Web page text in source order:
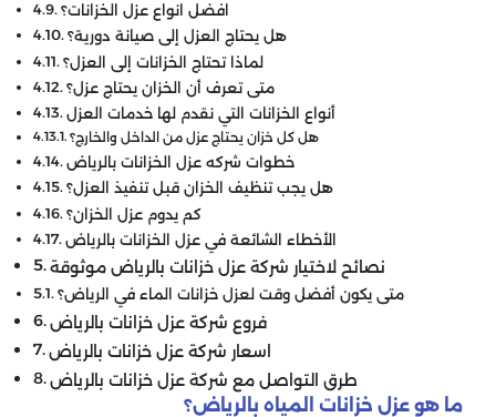
افضل انواع عزل الخزانات؟
هل يحتاج العزل إلى صيانة دورية؟
لماذا تحتاج الخزانات إلى العزل؟
متى تعرف أن الخزان يحتاج عزل؟
أنواع الخزانات التي نقدم لها خدمات العزل
هل كل خزان يحتاج عزل من الداخل والخارج؟
خطوات شركه عزل الخزانات بالرياض
هل يجب تنظيف الخزان قبل تنفيذ العزل؟
كم يدوم عزل الخزان؟
الأخطاء الشائعة في عزل الخزانات بالرياض
نصائح لاختيار شركة عزل خزانات بالرياض موثوقة
متى يكون أفضل وقت لعزل خزانات الماء في الرياض؟
فروع شركة عزل خزانات بالرياض
اسعار شركة عزل خزانات بالرياض
طرق التواصل مع شركة عزل خزانات بالرياض
ما هو عزل خزانات المياه بالرياض​؟